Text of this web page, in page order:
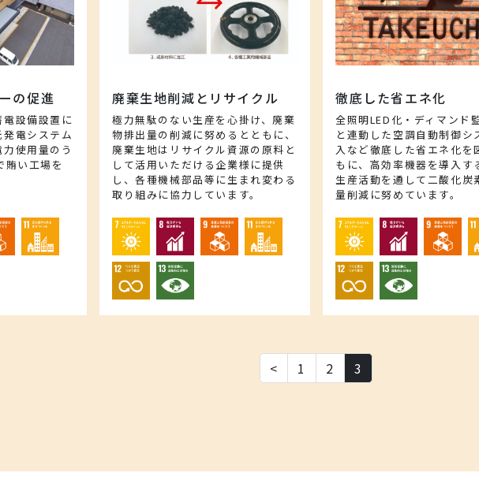
の促進
設備設置に
電システム
使用量のう
賄い工場を
廃棄生地削減とリサイクル
極力無駄のない生産を心掛け、廃棄
物排出量の削減に努めるとともに、
廃棄生地はリサイクル資源の原料と
して活用いただける企業様に提供
し、各種機械部品等に生まれ変わる
取り組みに協力しています。
徹底した省エネ化
全照明LED化・ディマンド
と連動した空調自動制御シ
入など徹底した省エネ化を
もに、高効率機器を導入す
生産活動を通して二酸化炭
量削減に努めています。
< 1 2 3